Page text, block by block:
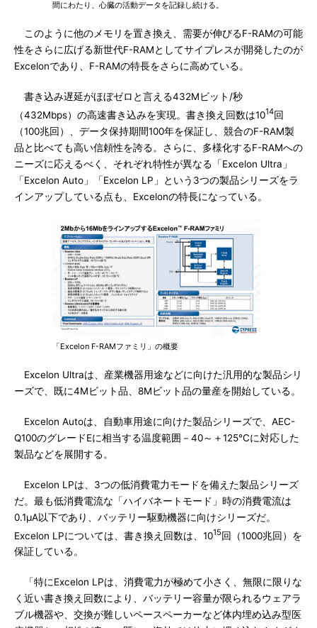
間にわたり、心臓の活動データを記録し続ける。
このように他のメモリを置き換え、需要が伸びるF-RAMの可能
性をさらに広げる新世代F-RAMとしてサイプレスが開発したのが
Excelonであり、F-RAMの特長をさらに高めている。
書き込み遅延がほぼゼロと言える432Mビット/秒
（432Mbps）の高速書き込みを実現。書き換え回数は1014回
（100兆回）、データ保持期間100年を保証し、競合のF-RAM製
品と比べても高い信頼性を誇る。さらに、多様化するF-RAMへの
ニーズに応えるべく、それぞれ特性が異なる「Excelon Ultra」
「Excelon Auto」「Excelon LP」という3つの製品シリーズをラ
インアップしている点も、Excelonの特長になっている。
「Excelon F-RAMファミリ」の概要
Excelon Ultraは、産業機器用途などに向けた汎用的な製品シリ
ーズで、既に4Mビット品、8Mビット品の量産を開始している。
Excelon Autoは、自動車用途に向けた製品シリーズで、AEC-
Q100のグレードEに相当する温度範囲－40～＋125℃に対応した
製品などを展開する。
Excelon LPは、3つの低消費電力モードを備えた製品シリーズ
だ。最も低消費電流な「ハイバネートモード」時の消費電流は
0.1μA以下であり、バッテリー駆動機器に向けシリーズだ。
Excelon LPについては、書き換え回数は、1015回（1000兆回）を
保証している。
「特にExcelon LPは、消費電力が極めて小さく、無限に限りな
く近い書き換え回数により、バッテリー容量が限られるウェアラ
ブル機器や、交換が難しいペースペーカーなど体内埋め込み型医